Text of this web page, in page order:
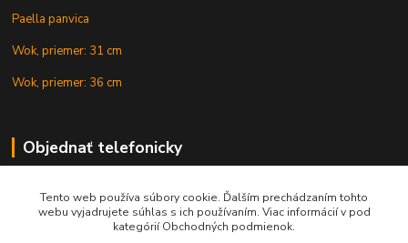
Paella panvica
Wok, priemer: 31 cm
Wok, priemer: 36 cm
Objednať telefonicky
+421 902 212 007
Tento web používa súbory cookie. Ďalším prechádzaním tohto
webu vyjadrujete súhlas s ich používaním. Viac informácií v pod
kategórií Obchodných podmienok.